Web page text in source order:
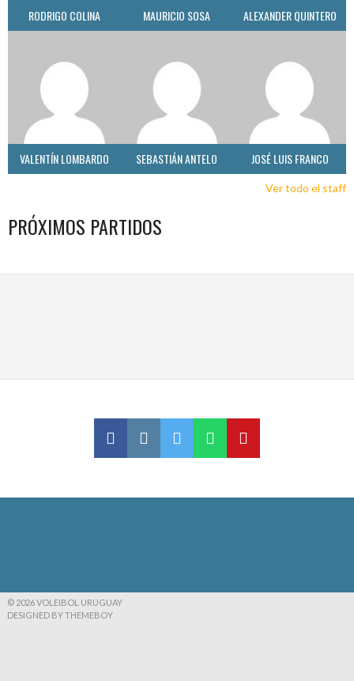
RODRIGO COLINA MAURICIO SOSA ALEXANDER QUINTERO
VALENTÍN LOMBARDO SEBASTIÁN ANTELO JOSÉ LUIS FRANCO
Ver todo el staff
PRÓXIMOS PARTIDOS
© 2026 VOLEIBOL URUGUAY
DESIGNED BY THEMEBOY